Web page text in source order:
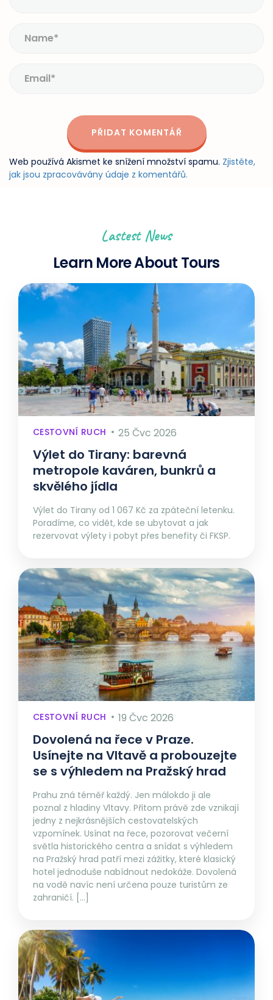
Web používá Akismet ke snížení množství spamu. Zjistěte,
jak jsou zpracovávány údaje z komentářů.
Lastest News
Learn More About Tours
CESTOVNÍ RUCH 25 Čvc 2026
Výlet do Tirany: barevná
metropole kaváren, bunkrů a
skvělého jídla
Výlet do Tirany od 1 067 Kč za zpáteční letenku.
Poradíme, co vidět, kde se ubytovat a jak
rezervovat výlety i pobyt přes benefity či FKSP.
CESTOVNÍ RUCH 19 Čvc 2026
Dovolená na řece v Praze.
Usínejte na Vltavě a probouzejte
se s výhledem na Pražský hrad
Prahu zná téměř každý. Jen málokdo ji ale
poznal z hladiny Vltavy. Přitom právě zde vznikají
jedny z nejkrásnějších cestovatelských
vzpomínek. Usínat na řece, pozorovat večerní
světla historického centra a snídat s výhledem
na Pražský hrad patří mezi zážitky, které klasický
hotel jednoduše nabídnout nedokáže. Dovolená
na vodě navíc není určena pouze turistům ze
zahraničí. […]